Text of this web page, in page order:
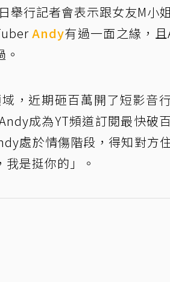
舉行記者會表示跟女友M小
Andy有過一面之緣，
，近期砸百萬開了短影音
成為YT頻道訂閱最快破
處於情傷階段，得知對方
是挺你的」。